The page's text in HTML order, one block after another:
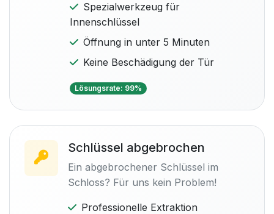
Spezialwerkzeug für
Innenschlüssel
Öffnung in unter 5 Minuten
Keine Beschädigung der Tür
Lösungsrate: 99%
Schlüssel abgebrochen
Ein abgebrochener Schlüssel im
Schloss? Für uns kein Problem!
Professionelle Extraktion